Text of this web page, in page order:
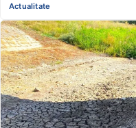
Actualitate